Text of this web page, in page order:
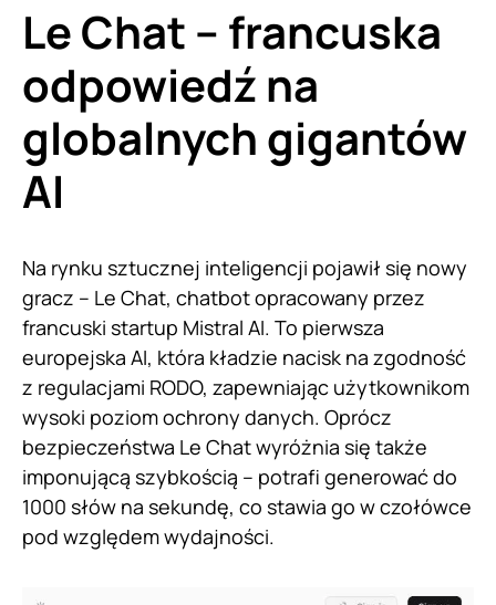
Le Chat – francuska
odpowiedź na
globalnych gigantów
AI
Na rynku sztucznej inteligencji pojawił się nowy
gracz – Le Chat, chatbot opracowany przez
francuski startup Mistral AI. To pierwsza
europejska AI, która kładzie nacisk na zgodność
z regulacjami RODO, zapewniając użytkownikom
wysoki poziom ochrony danych. Oprócz
bezpieczeństwa Le Chat wyróżnia się także
imponującą szybkością – potrafi generować do
1000 słów na sekundę, co stawia go w czołówce
pod względem wydajności.